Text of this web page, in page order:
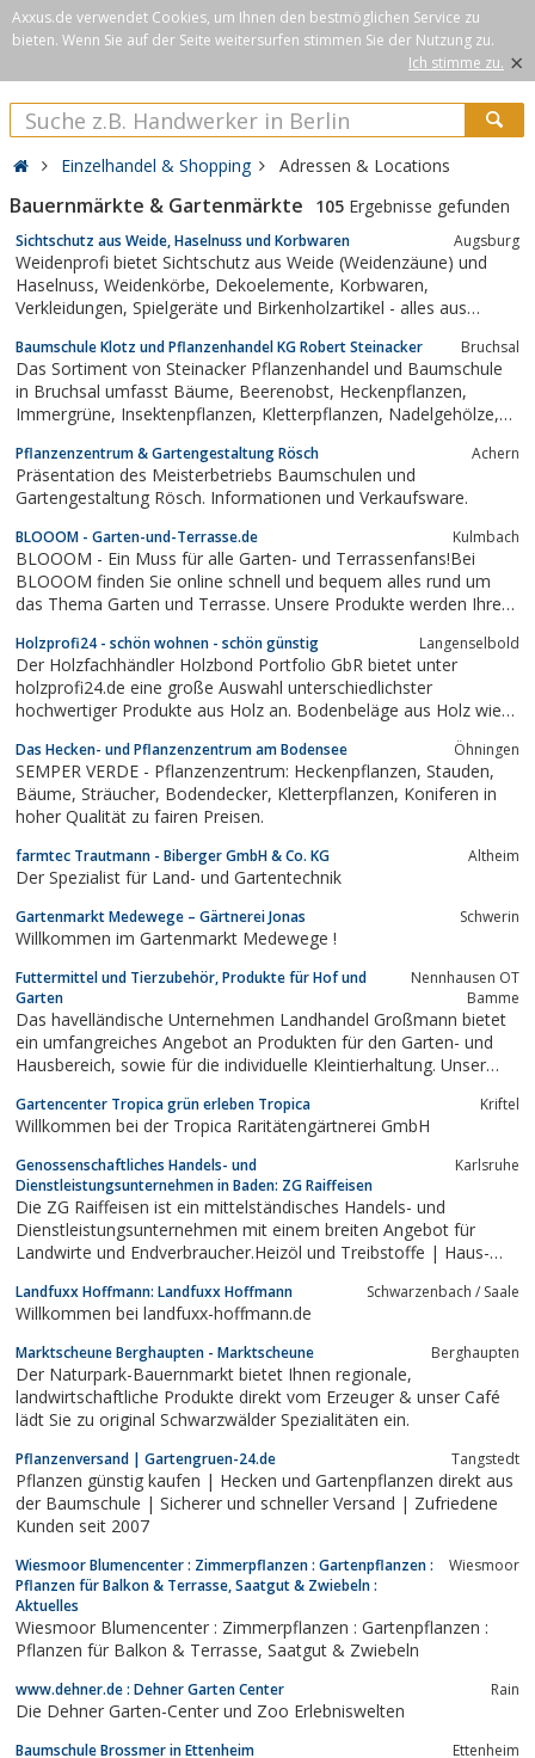
Axxus.de verwendet Cookies, um Ihnen den bestmöglichen Service zu
bieten. Wenn Sie auf der Seite weitersurfen stimmen Sie der Nutzung zu.
Ich stimme zu. ×
Einzelhandel & Shopping Adressen & Locations
Bauernmärkte & Gartenmärkte 105 Ergebnisse gefunden
Sichtschutz aus Weide, Haselnuss und Korbwaren Augsburg
Weidenprofi bietet Sichtschutz aus Weide (Weidenzäune) und
Haselnuss, Weidenkörbe, Dekoelemente, Korbwaren,
Verkleidungen, Spielgeräte und Birkenholzartikel - alles aus
Handarbeit, ohne künstliche Zusätze oder chemische
Behandlung
Baumschule Klotz und Pflanzenhandel KG Robert Steinacker Bruchsal
Das Sortiment von Steinacker Pflanzenhandel und Baumschule
in Bruchsal umfasst Bäume, Beerenobst, Heckenpflanzen,
Immergrüne, Insektenpflanzen, Kletterpflanzen, Nadelgehölze,
Ziergehölze, Ziergräser, Dünger, Erden und Zubehör
Pflanzenzentrum & Gartengestaltung Rösch Achern
Präsentation des Meisterbetriebs Baumschulen und
Gartengestaltung Rösch. Informationen und Verkaufsware.
BLOOOM - Garten-und-Terrasse.de Kulmbach
BLOOOM - Ein Muss für alle Garten- und Terrassenfans!Bei
BLOOOM finden Sie online schnell und bequem alles rund um
das Thema Garten und Terrasse. Unsere Produkte werden Ihren
vorbei – BLOOOM hat ständig wechselnde Aktionen und
Sonderangebote. Top Qualität zu günstigen...
Holzprofi24 - schön wohnen - schön günstig Langenselbold
Der Holzfachhändler Holzbond Portfolio GbR bietet unter
holzprofi24.de eine große Auswahl unterschiedlichster
hochwertiger Produkte aus Holz an. Bodenbeläge aus Holz wie
zum Sortiment wie Holzprodukte für den Garten, z.B.
Gartenhäuser, Spielgeräte oder Zäune....
Das Hecken- und Pflanzenzentrum am Bodensee Öhningen
SEMPER VERDE - Pflanzenzentrum: Heckenpflanzen, Stauden,
Bäume, Sträucher, Bodendecker, Kletterpflanzen, Koniferen in
hoher Qualität zu fairen Preisen.
farmtec Trautmann - Biberger GmbH & Co. KG Altheim
Der Spezialist für Land- und Gartentechnik
Gartenmarkt Medewege – Gärtnerei Jonas Schwerin
Willkommen im Gartenmarkt Medewege !
Futtermittel und Tierzubehör, Produkte für Hof und
Garten
Nennhausen OT
Bamme
Das havelländische Unternehmen Landhandel Großmann bietet
ein umfangreiches Angebot an Produkten für den Garten- und
Hausbereich, sowie für die individuelle Kleintierhaltung. Unser
Gartencenter Tropica grün erleben Tropica Kriftel
Willkommen bei der Tropica Raritätengärtnerei GmbH
Genossenschaftliches Handels- und
Dienstleistungsunternehmen in Baden: ZG Raiffeisen
Karlsruhe
Die ZG Raiffeisen ist ein mittelständisches Handels- und
Dienstleistungsunternehmen mit einem breiten Angebot für
Landwirte und Endverbraucher.Heizöl und Treibstoffe | Haus-
Landfuxx Hoffmann: Landfuxx Hoffmann Schwarzenbach / Saale
Willkommen bei landfuxx-hoffmann.de
Marktscheune Berghaupten - Marktscheune Berghaupten
Der Naturpark-Bauernmarkt bietet Ihnen regionale,
landwirtschaftliche Produkte direkt vom Erzeuger & unser Café
lädt Sie zu original Schwarzwälder Spezialitäten ein.
Pflanzenversand | Gartengruen-24.de Tangstedt
Pflanzen günstig kaufen | Hecken und Gartenpflanzen direkt aus
der Baumschule | Sicherer und schneller Versand | Zufriedene
Kunden seit 2007
Wiesmoor Blumencenter : Zimmerpflanzen : Gartenpflanzen :
Pflanzen für Balkon & Terrasse, Saatgut & Zwiebeln :
Aktuelles
Wiesmoor
Wiesmoor Blumencenter : Zimmerpflanzen : Gartenpflanzen :
Pflanzen für Balkon & Terrasse, Saatgut & Zwiebeln
www.dehner.de : Dehner Garten Center Rain
Die Dehner Garten-Center und Zoo Erlebniswelten
Baumschule Brossmer in Ettenheim Ettenheim